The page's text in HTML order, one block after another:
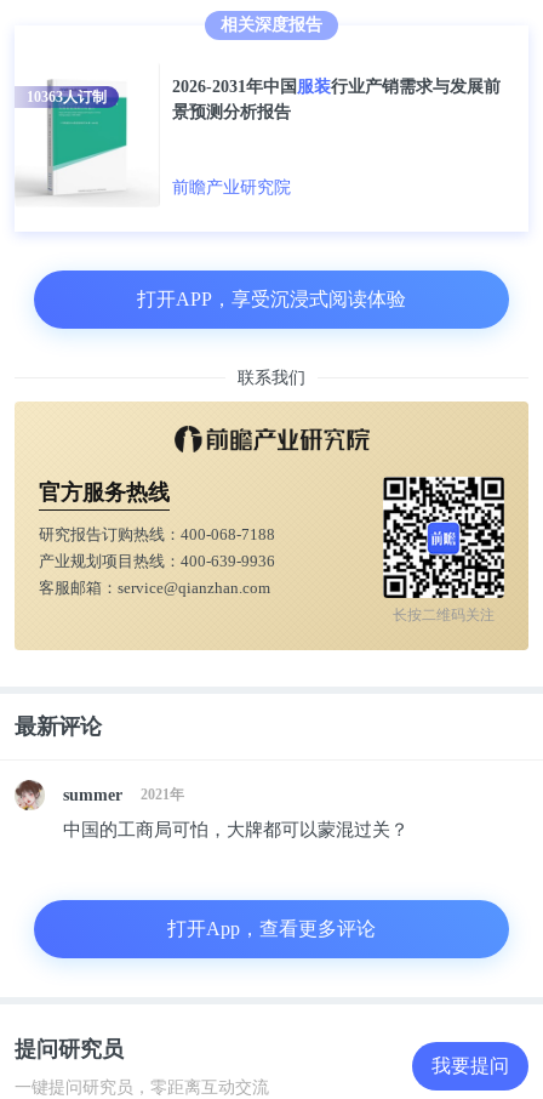
相关深度报告
2026-2031年中国 服装行业产销需求与发展前
景预测分析报告
前瞻产业研究院
10363人订制
打开APP，享受沉浸式阅读体验
联系我们
官方服务热线
研究报告订购热线： 400-068-7188
产业规划项目热线： 400-639-9936
客服邮箱： service@qianzhan.com
长按二维码关注
最新评论
summer 2021年
中国的工商局可怕，大牌都可以蒙混过关？
打开App，查看更多评论
提问研究员
一键提问研究员，零距离互动交流
我要提问